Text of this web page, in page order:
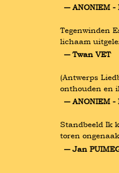
― ANONIEM -
Tegenwinden
lichaam
― Twan VET
(Antwerps
onthouden en
― ANONIEM -
Standbeeld Ik
toren
― Jan